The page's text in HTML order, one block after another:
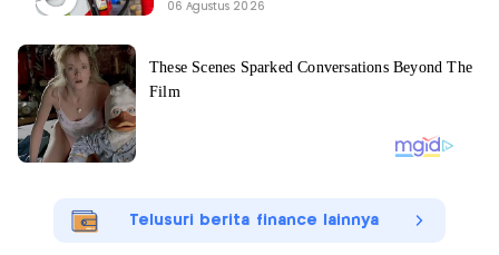
06 Agustus 2026
Telusuri berita finance lainnya